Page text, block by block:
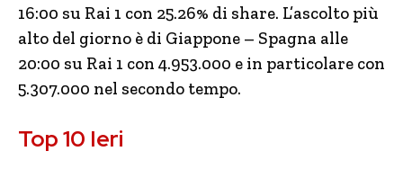
16:00 su Rai 1 con 25.26% di share. L’ascolto più
alto del giorno è di Giappone – Spagna alle
20:00 su Rai 1 con 4.953.000 e in particolare con
5.307.000 nel secondo tempo.
Top 10 Ieri